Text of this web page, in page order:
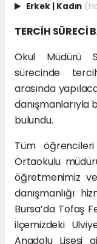
Erkek Kadın
TERCİH SÜRECİ
Okul Müdürü
sürecinde
arasında
danışmanlarıyla
bulundu.
Tüm
Ortaokulu
öğretmenimiz
danışmanlığı
Bursa’da Tofaş
ilçemizdeki
Anadolu Lisesi